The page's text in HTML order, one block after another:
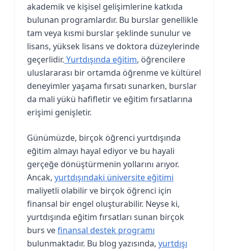
akademik ve kişisel gelişimlerine katkıda
bulunan programlardır. Bu burslar genellikle
tam veya kısmi burslar şeklinde sunulur ve
lisans, yüksek lisans ve doktora düzeylerinde
geçerlidir. Yurtdışında eğitim, öğrencilere
uluslararası bir ortamda öğrenme ve kültürel
deneyimler yaşama fırsatı sunarken, burslar
da mali yükü hafifletir ve eğitim fırsatlarına
erişimi genişletir.
Günümüzde, birçok öğrenci yurtdışında
eğitim almayı hayal ediyor ve bu hayali
gerçeğe dönüştürmenin yollarını arıyor.
Ancak, yurtdışındaki üniversite eğitimi
maliyetli olabilir ve birçok öğrenci için
finansal bir engel oluşturabilir. Neyse ki,
yurtdışında eğitim fırsatları sunan birçok
burs vefinansal destek programı
bulunmaktadır. Bu blog yazısında, yurtdışı